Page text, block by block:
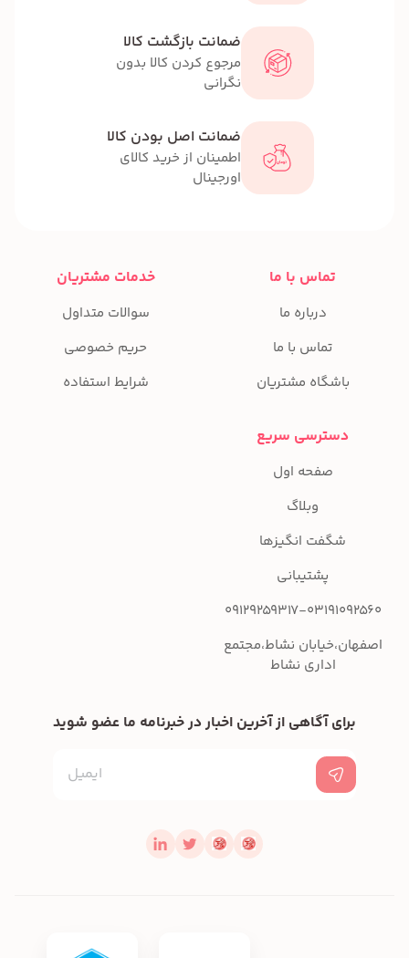
ضمانت بازگشت کالا
مرجوع کردن کالا بدون
نگرانی
ضمانت اصل بودن کالا
اطمینان از خرید کالای
اورجینال
تماس با ما
درباره ما
تماس با ما
باشگاه مشتریان
خدمات مشتریان
سوالات متداول
حریم خصوصی
شرایط استفاده
دسترسی سریع
صفحه اول
وبلاگ
شگفت انگیزها
پشتیبانی
09129259317-03191092560
اصفهان،خیابان نشاط،مجتمع
اداری نشاط
برای آگاهی از آخرین اخبار در خبرنامه ما عضو شوید